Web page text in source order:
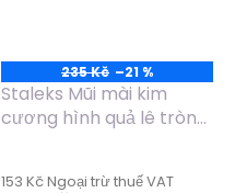
235 Kč –21 %
Staleks Mũi mài kim
cương hình quả lê tròn
153 Kč Ngoại trừ thuế VAT